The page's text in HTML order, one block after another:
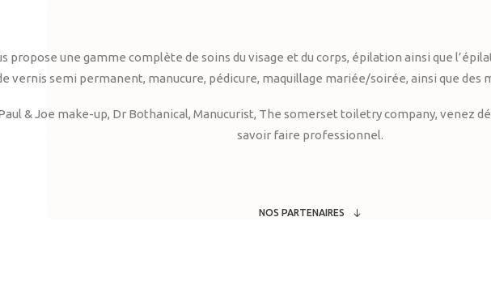
propose une gamme complète de soins du visage et du corps, épilation ainsi que
vernis semi permanent, manucure, pédicure, maquillage mariée/soirée, ainsi que des
& Joe make-up, Dr Bothanical, Manucurist, The somerset toiletry company, venez
savoir faire professionnel.
NOS PARTENAIRES